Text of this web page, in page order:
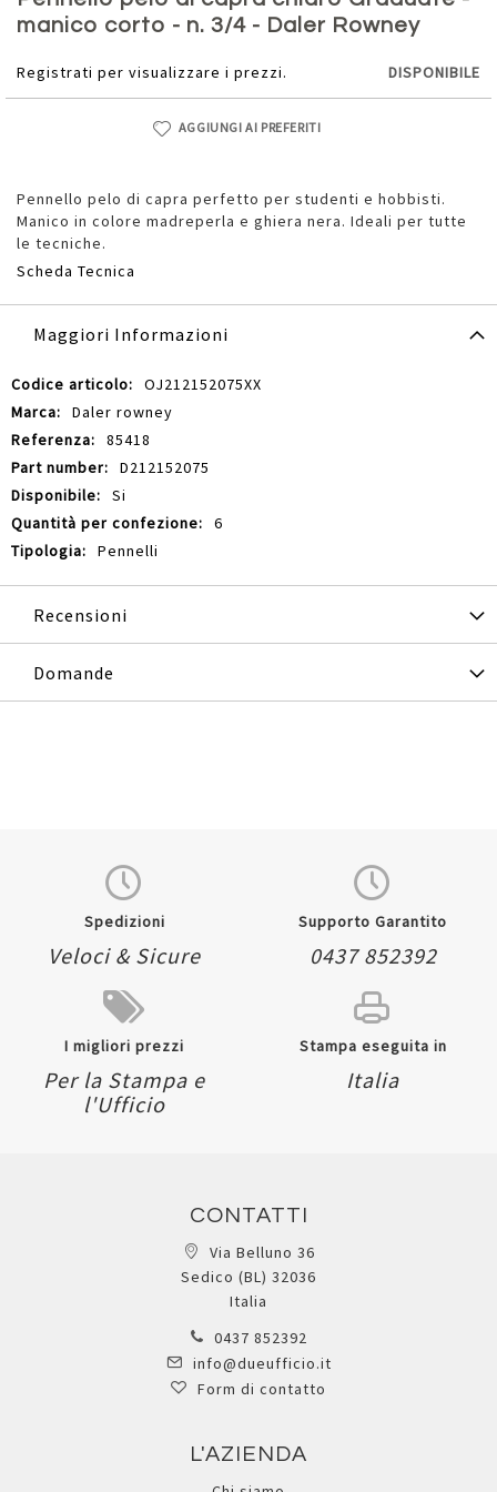
manico corto - n. 3/4 - Daler Rowney
Registrati per visualizzare i prezzi. DISPONIBILE
AGGIUNGI AI PREFERITI
Pennello pelo di capra perfetto per studenti e hobbisti.
Manico in colore madreperla e ghiera nera. Ideali per tutte
le tecniche.
Scheda Tecnica
della
galleria
immagini
Maggiori Informazioni
Maggiori
Informazioni
OJ212152075XX
Daler rowney
85418
D212152075
Si
6
Pennelli
Recensioni
Domande
Spedizioni
Veloci & Sicure
Supporto Garantito
0437 852392
I migliori prezzi
Per la Stampa e
l'Ufficio
Stampa eseguita in
Italia
CONTATTI
Via Belluno 36
Sedico (BL) 32036
Italia
0437 852392
info@dueufficio.it
Form di contatto
L'AZIENDA